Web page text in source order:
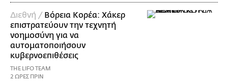
Διεθνή / Βόρεια Κορέα: Χάκερ
επιστρατεύουν την τεχνητή
νοημοσύνη για να
αυτοματοποιήσουν
κυβερνοεπιθέσεις
THE LIFO TEAM
2 ΩΡΕΣ ΠΡΙΝ